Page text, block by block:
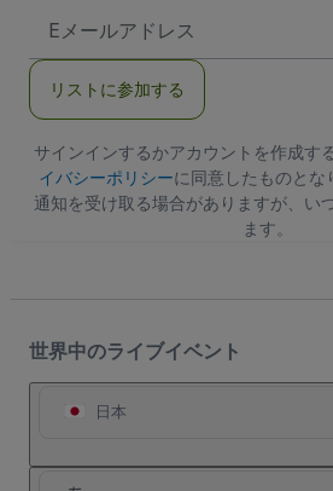
メ
ア
ス
リストに参加する
サインインするかアカウントを作成す
イバシーポリシーに同意したものとな
通知を受け取る場合がありますが、い
ます。
世界中のライブイベント
日本